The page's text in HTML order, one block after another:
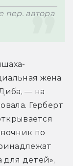
пер. автора
жена
— на
Герберт
по
для детей»,